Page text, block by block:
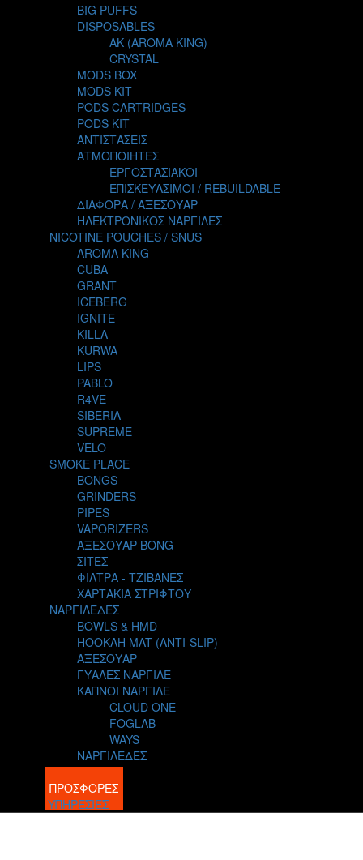
NUBO
OMERTA LIQUIDS
OPMH PROJECT
S-ELF JUICE
SADBOY
SCANDAL
SECRET FOREST
STEAM CITY LIQUIDS
STEAM TRAIN
STEAMPUNK
TALES
TATTOO
THE ALCHEMIST
THE SMOKER'S CLUB
TIKI MAHU
TWIST
VGOD
WILD ZOO
YETI
BIG PUFFS
DISPOSABLES
AK (AROMA KING)
CRYSTAL
MODS BOX
MODS KIT
PODS CARTRIDGES
PODS KIT
ΑΝΤΙΣΤΑΣΕΙΣ
ΑΤΜΟΠΟΙΗΤΕΣ
ΕΡΓΟΣΤΑΣΙΑΚΟΙ
ΕΠΙΣΚΕΥΑΣΙΜΟΙ / REBUILDABLE
ΔΙΑΦΟΡΑ / ΑΞΕΣΟΥΑΡ
ΗΛΕΚΤΡΟΝΙΚΟΣ ΝΑΡΓΙΛΕΣ
NICOTINE POUCHES / SNUS
AROMA KING
CUBA
GRANT
ICEBERG
IGNITE
KILLA
KURWA
LIPS
PABLO
R4VE
SIBERIA
SUPREME
VELO
SMOKE PLACE
BONGS
GRINDERS
PIPES
VAPORIZERS
ΑΞΕΣΟΥΑΡ BONG
ΣΙΤΕΣ
ΦΙΛΤΡΑ - ΤΖΙΒΑΝΕΣ
ΧΑΡΤΑΚΙΑ ΣΤΡΙΦΤΟΥ
ΝΑΡΓΙΛΕΔΕΣ
BOWLS & HMD
HOOKAH MAT (ANTI-SLIP)
ΑΞΕΣΟΥΑΡ
ΓΥΑΛΕΣ ΝΑΡΓΙΛΕ
ΚΑΠΝΟΙ ΝΑΡΓΙΛΕ
CLOUD ONE
FOGLAB
WAYS
ΝΑΡΓΙΛΕΔΕΣ
BLOG
ΠΡΟΣΦΟΡΕΣ
ΥΠΗΡΕΣΙΕΣ